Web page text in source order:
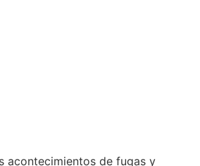
acontecimientos de fugas y